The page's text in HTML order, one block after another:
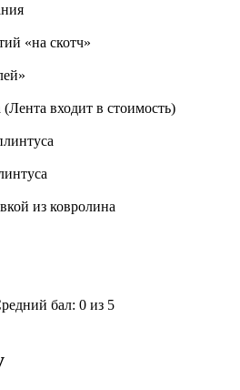
«на скотч»
входит в стоимость)
из ковролина
бал: 0 из 5